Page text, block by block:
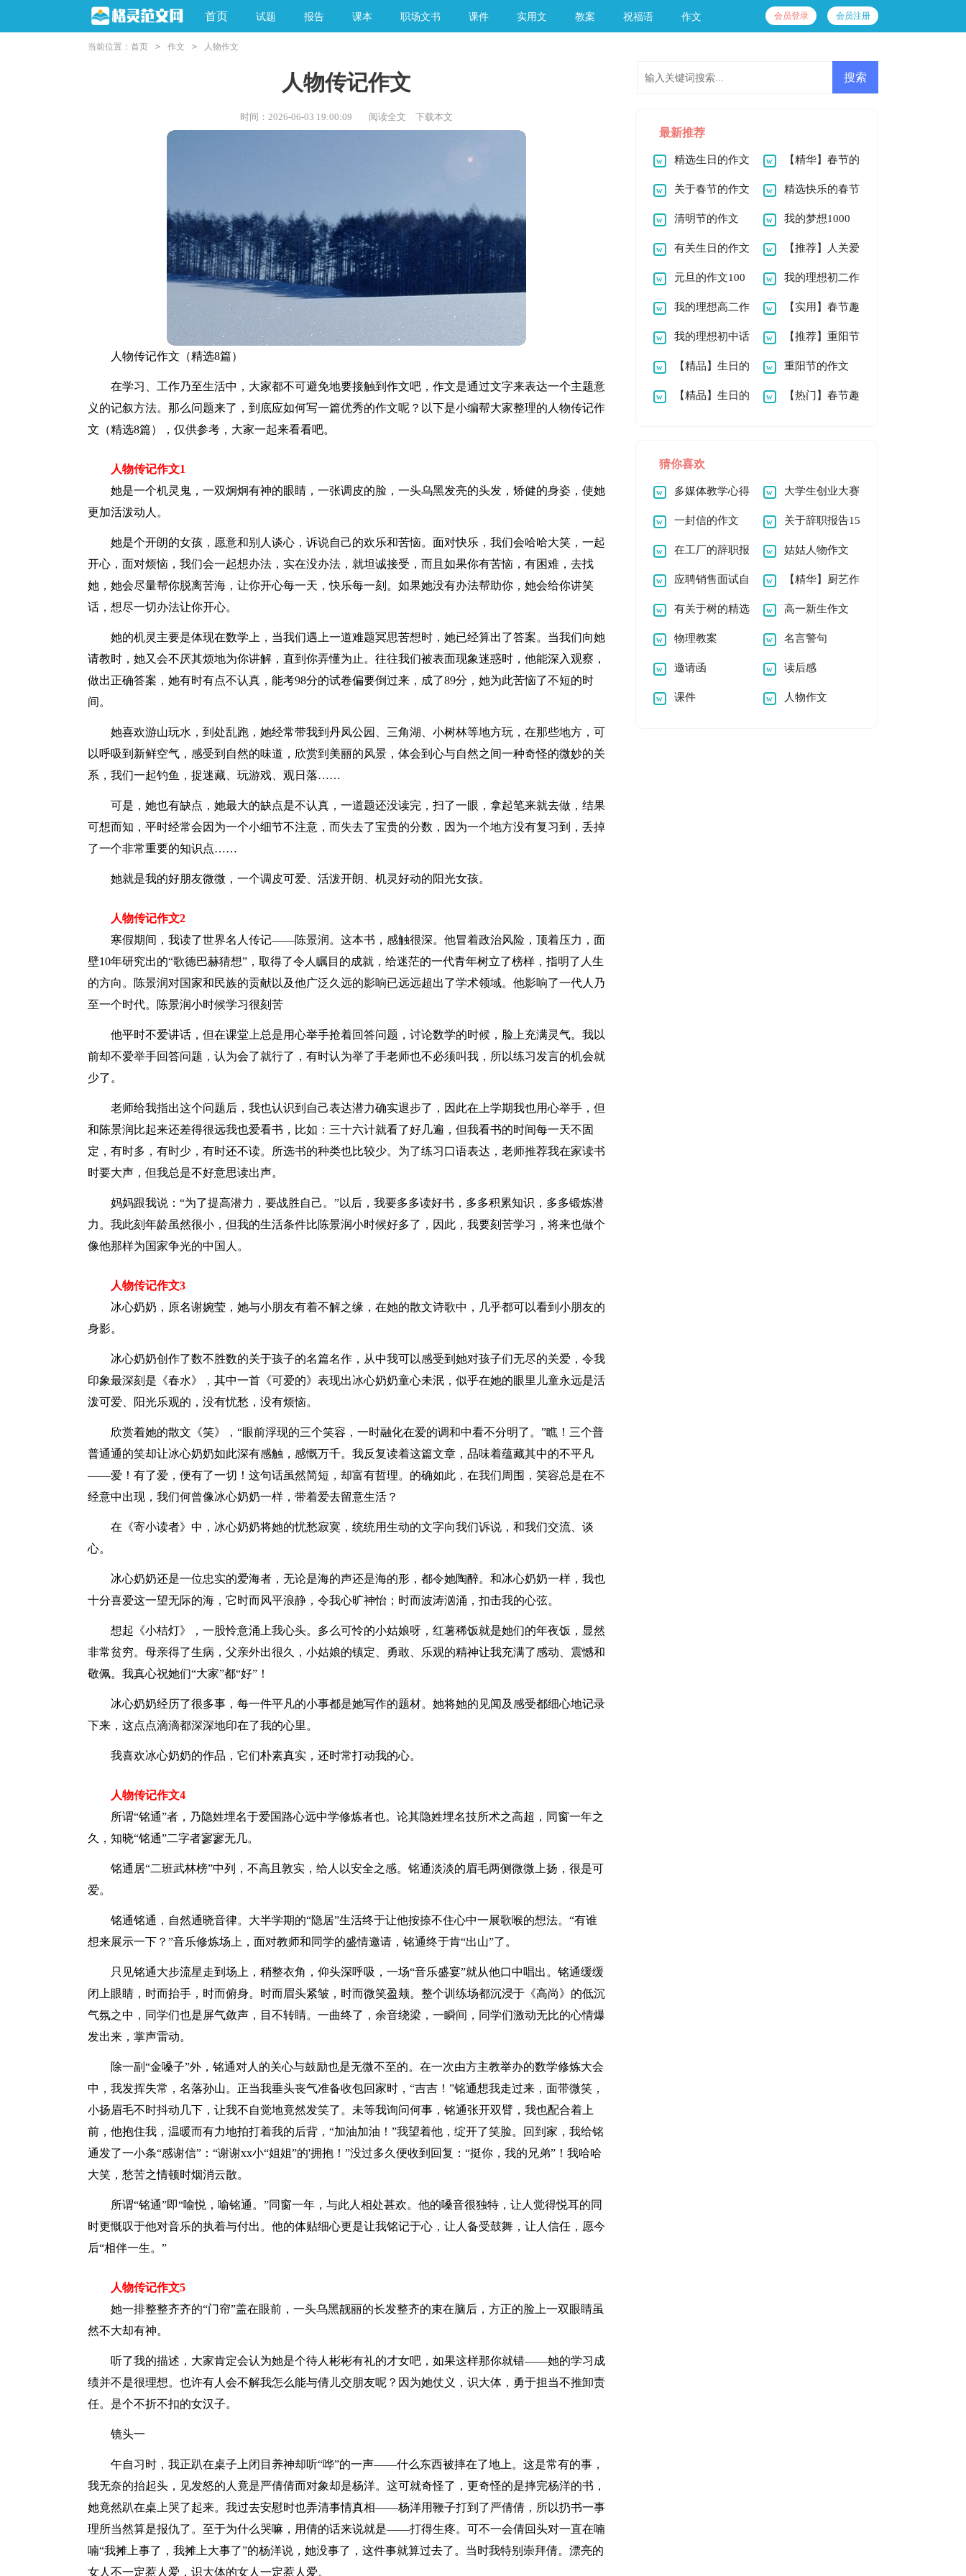
首页 试题 报告 课本 职场文书 课件 实用文 教案 祝福语 作文 会员登录 会员注册
当前位置： 首页 > 作文 > 人物作文
人物传记作文
时间：2026-06-03 19:00:09 阅读全文 下载本文
人物传记作文（精选8篇）
在学习、工作乃至生活中，大家都不可避免地要接触到作文吧，作文是通过文字来表达一个主题意
义的记叙方法。那么问题来了，到底应如何写一篇优秀的作文呢？以下是小编帮大家整理的人物传记作
文（精选8篇），仅供参考，大家一起来看看吧。
人物传记作文1
她是一个机灵鬼，一双炯炯有神的眼睛，一张调皮的脸，一头乌黑发亮的头发，矫健的身姿，使她
更加活泼动人。
她是个开朗的女孩，愿意和别人谈心，诉说自己的欢乐和苦恼。面对快乐，我们会哈哈大笑，一起
开心，面对烦恼，我们会一起想办法，实在没办法，就坦诚接受，而且如果你有苦恼，有困难，去找
她，她会尽量帮你脱离苦海，让你开心每一天，快乐每一刻。如果她没有办法帮助你，她会给你讲笑
话，想尽一切办法让你开心。
她的机灵主要是体现在数学上，当我们遇上一道难题冥思苦想时，她已经算出了答案。当我们向她
请教时，她又会不厌其烦地为你讲解，直到你弄懂为止。往往我们被表面现象迷惑时，他能深入观察，
做出正确答案，她有时有点不认真，能考98分的试卷偏要倒过来，成了89分，她为此苦恼了不短的时
间。
她喜欢游山玩水，到处乱跑，她经常带我到丹凤公园、三角湖、小树林等地方玩，在那些地方，可
以呼吸到新鲜空气，感受到自然的味道，欣赏到美丽的风景，体会到心与自然之间一种奇怪的微妙的关
系，我们一起钓鱼，捉迷藏、玩游戏、观日落……
可是，她也有缺点，她最大的缺点是不认真，一道题还没读完，扫了一眼，拿起笔来就去做，结果
可想而知，平时经常会因为一个小细节不注意，而失去了宝贵的分数，因为一个地方没有复习到，丢掉
了一个非常重要的知识点……
她就是我的好朋友微微，一个调皮可爱、活泼开朗、机灵好动的阳光女孩。
人物传记作文2
寒假期间，我读了世界名人传记——陈景润。这本书，感触很深。他冒着政治风险，顶着压力，面
壁10年研究出的“歌德巴赫猜想”，取得了令人瞩目的成就，给迷茫的一代青年树立了榜样，指明了人生
的方向。陈景润对国家和民族的贡献以及他广泛久远的影响已远远超出了学术领域。他影响了一代人乃
至一个时代。陈景润小时候学习很刻苦
他平时不爱讲话，但在课堂上总是用心举手抢着回答问题，讨论数学的时候，脸上充满灵气。我以
前却不爱举手回答问题，认为会了就行了，有时认为举了手老师也不必须叫我，所以练习发言的机会就
少了。
老师给我指出这个问题后，我也认识到自己表达潜力确实退步了，因此在上学期我也用心举手，但
和陈景润比起来还差得很远我也爱看书，比如：三十六计就看了好几遍，但我看书的时间每一天不固
定，有时多，有时少，有时还不读。所选书的种类也比较少。为了练习口语表达，老师推荐我在家读书
时要大声，但我总是不好意思读出声。
妈妈跟我说：“为了提高潜力，要战胜自己。”以后，我要多多读好书，多多积累知识，多多锻炼潜
力。我此刻年龄虽然很小，但我的生活条件比陈景润小时候好多了，因此，我要刻苦学习，将来也做个
像他那样为国家争光的中国人。
人物传记作文3
冰心奶奶，原名谢婉莹，她与小朋友有着不解之缘，在她的散文诗歌中，几乎都可以看到小朋友的
身影。
冰心奶奶创作了数不胜数的关于孩子的名篇名作，从中我可以感受到她对孩子们无尽的关爱，令我
印象最深刻是《春水》，其中一首《可爱的》表现出冰心奶奶童心未泯，似乎在她的眼里儿童永远是活
泼可爱、阳光乐观的，没有忧愁，没有烦恼。
欣赏着她的散文《笑》，“眼前浮现的三个笑容，一时融化在爱的调和中看不分明了。”瞧！三个普
普通通的笑却让冰心奶奶如此深有感触，感慨万千。我反复读着这篇文章，品味着蕴藏其中的不平凡
——爱！有了爱，便有了一切！这句话虽然简短，却富有哲理。的确如此，在我们周围，笑容总是在不
经意中出现，我们何曾像冰心奶奶一样，带着爱去留意生活？
在《寄小读者》中，冰心奶奶将她的忧愁寂寞，统统用生动的文字向我们诉说，和我们交流、谈
心。
冰心奶奶还是一位忠实的爱海者，无论是海的声还是海的形，都令她陶醉。和冰心奶奶一样，我也
十分喜爱这一望无际的海，它时而风平浪静，令我心旷神怡；时而波涛汹涌，扣击我的心弦。
想起《小桔灯》，一股怜意涌上我心头。多么可怜的小姑娘呀，红薯稀饭就是她们的年夜饭，显然
非常贫穷。母亲得了生病，父亲外出很久，小姑娘的镇定、勇敢、乐观的精神让我充满了感动、震憾和
敬佩。我真心祝她们“大家”都“好”！
冰心奶奶经历了很多事，每一件平凡的小事都是她写作的题材。她将她的见闻及感受都细心地记录
下来，这点点滴滴都深深地印在了我的心里。
我喜欢冰心奶奶的作品，它们朴素真实，还时常打动我的心。
人物传记作文4
所谓“铭通”者，乃隐姓埋名于爱国路心远中学修炼者也。论其隐姓埋名技所术之高超，同窗一年之
久，知晓“铭通”二字者寥寥无几。
铭通居“二班武林榜”中列，不高且敦实，给人以安全之感。铭通淡淡的眉毛两侧微微上扬，很是可
爱。
铭通铭通，自然通晓音律。大半学期的“隐居”生活终于让他按捺不住心中一展歌喉的想法。“有谁
想来展示一下？”音乐修炼场上，面对教师和同学的盛情邀请，铭通终于肯“出山”了。
只见铭通大步流星走到场上，稍整衣角，仰头深呼吸，一场“音乐盛宴”就从他口中唱出。铭通缓缓
闭上眼睛，时而抬手，时而俯身。时而眉头紧皱，时而微笑盈颊。整个训练场都沉浸于《高尚》的低沉
气氛之中，同学们也是屏气敛声，目不转睛。一曲终了，余音绕梁，一瞬间，同学们激动无比的心情爆
发出来，掌声雷动。
除一副“金嗓子”外，铭通对人的关心与鼓励也是无微不至的。在一次由方主教举办的数学修炼大会
中，我发挥失常，名落孙山。正当我垂头丧气准备收包回家时，“吉吉！”铭通想我走过来，面带微笑，
小扬眉毛不时抖动几下，让我不自觉地竟然发笑了。未等我询问何事，铭通张开双臂，我也配合着上
前，他抱住我，温暖而有力地拍打着我的后背，“加油加油！”我望着他，绽开了笑脸。回到家，我给铭
通发了一小条“感谢信”：“谢谢xx小“姐姐”的'拥抱！”没过多久便收到回复：“挺你，我的兄弟”！我哈哈
大笑，愁苦之情顿时烟消云散。
所谓“铭通”即“喻悦，喻铭通。”同窗一年，与此人相处甚欢。他的嗓音很独特，让人觉得悦耳的同
时更慨叹于他对音乐的执着与付出。他的体贴细心更是让我铭记于心，让人备受鼓舞，让人信任，愿今
后“相伴一生。”
人物传记作文5
她一排整整齐齐的“门帘”盖在眼前，一头乌黑靓丽的长发整齐的束在脑后，方正的脸上一双眼睛虽
然不大却有神。
听了我的描述，大家肯定会认为她是个待人彬彬有礼的才女吧，如果这样那你就错——她的学习成
绩并不是很理想。也许有人会不解我怎么能与倩儿交朋友呢？因为她仗义，识大体，勇于担当不推卸责
任。是个不折不扣的女汉子。
镜头一
午自习时，我正趴在桌子上闭目养神却听“哗”的一声——什么东西被摔在了地上。这是常有的事，
我无奈的抬起头，见发怒的人竟是严倩倩而对象却是杨洋。这可就奇怪了，更奇怪的是摔完杨洋的书，
她竟然趴在桌上哭了起来。我过去安慰时也弄清事情真相——杨洋用鞭子打到了严倩倩，所以扔书一事
理所当然算是报仇了。至于为什么哭嘛，用倩的话来说就是——打得生疼。可不一会倩回头对一直在喃
喃“我摊上事了，我摊上大事了”的杨洋说，她没事了，这件事就算过去了。当时我特别崇拜倩。漂亮的
女人不一定惹人爱，识大体的女人一定惹人爱。
最新推荐
精选生日的作文
100字3篇
【精华】春节的
作文1000字十篇
关于春节的作文
1000字锦集8篇
精选快乐的春节
作文800字4篇
清明节的作文
1000字三篇
我的梦想1000
字作文
有关生日的作文
1000字三篇
【推荐】人关爱
人作文1000字3篇
元旦的作文100
字六篇
我的理想初二作
文
我的理想高二作
文
【实用】春节趣
事作文100字锦集7
篇
我的理想初中话
题作文
【推荐】重阳节
的作文100字3篇
【精品】生日的
作文100字合集8篇
重阳节的作文
100字合集10篇
【精品】生日的 【热门】春节趣
猜你喜欢
多媒体教学心得
体会
大学生创业大赛
策划书(15篇)
一封信的作文
【精】
关于辞职报告15
篇
在工厂的辞职报
告(15篇)
姑姑人物作文
应聘销售面试自
我介绍
【精华】厨艺作
文300字4篇
有关于树的精选
作文
高一新生作文
物理教案 名言警句
邀请函 读后感
课件 人物作文